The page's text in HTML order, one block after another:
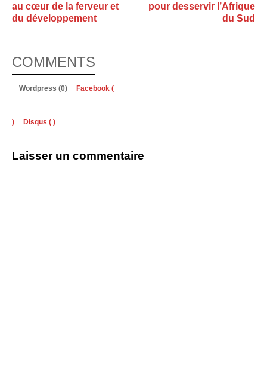
au cœur de la ferveur et
du développement
pour desservir l’Afrique
du Sud
COMMENTS
Wordpress (0) Facebook (
) Disqus ( )
Laisser un commentaire